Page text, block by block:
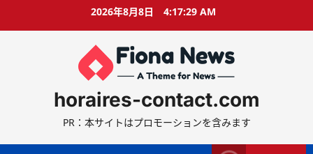
2026年8月8日 4:17:30 AM
horaires-contact.com
PR：本サイトはプロモーションを含みます